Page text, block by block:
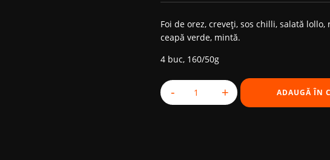
Foi de orez, creveți, sos chilli, salată
ceapă verde, mintă.
4 buc, 160/50g
Cantitate Vietnamese Summer Rolls
- + ADAUGĂ ÎN